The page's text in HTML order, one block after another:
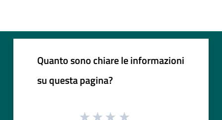
Quanto sono chiare le informazioni
su questa pagina?